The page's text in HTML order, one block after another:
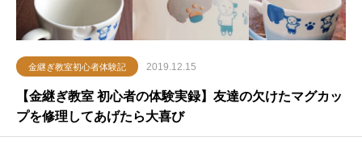
金継ぎ教室初心者体験記 2019.12.15
【金継ぎ教室 初心者の体験実録】友達の欠けたマグカッ
プを修理してあげたら大喜び